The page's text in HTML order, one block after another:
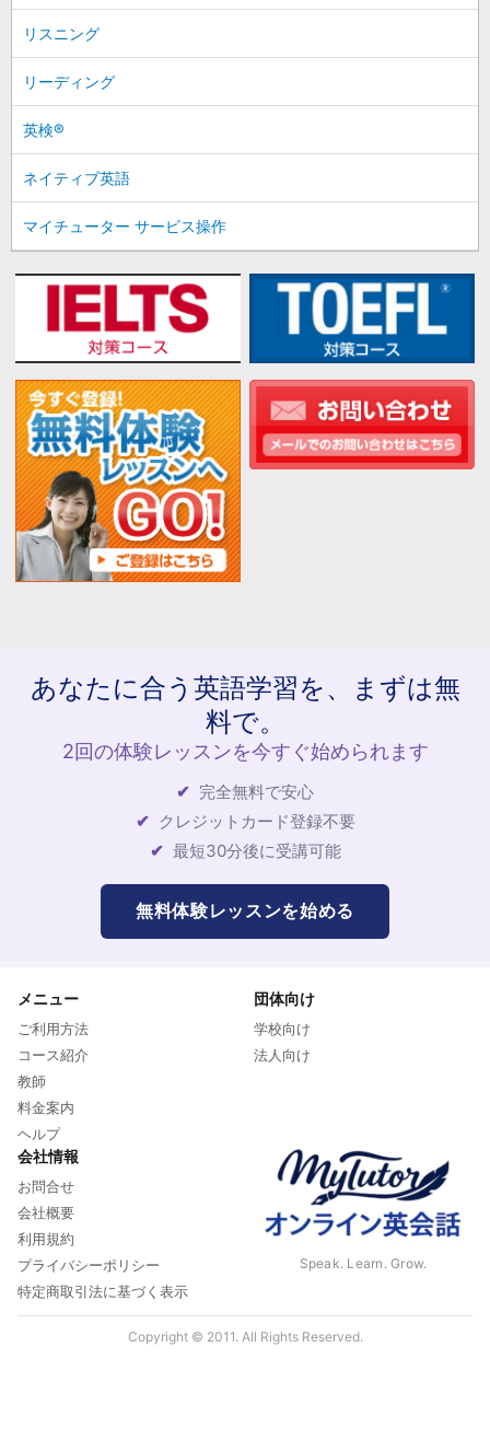
リスニング
リーディング
英検®
ネイティブ英語
マイチューター サービス操作
あなたに合う英語学習を、まずは無
料で。
2回の体験レッスンを今すぐ始められます
完全無料で安心
クレジットカード登録不要
最短30分後に受講可能
無料体験レッスンを始める
メニュー
ご利用方法
コース紹介
教師
料金案内
ヘルプ
団体向け
学校向け
法人向け
会社情報
お問合せ
会社概要
利用規約
プライバシーポリシー
特定商取引法に基づく表示
Speak. Learn. Grow.
Copyright © 2011. All Rights Reserved.